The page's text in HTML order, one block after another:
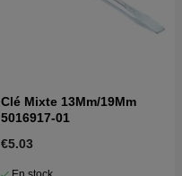
Clé Mixte 13Mm/19Mm
5016917-01
€5.03